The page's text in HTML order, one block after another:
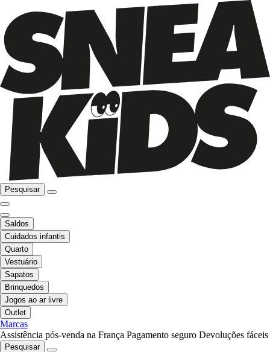
Pesquisar
Saldos
Cuidados infantis
Quarto
Vestuário
Sapatos
Brinquedos
Jogos ao ar livre
Outlet
Marcas
Assistência pós-venda na França Pagamento seguro Devoluções fáceis
Pesquisar